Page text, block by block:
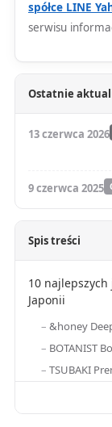
spółce LINE
serwisu
Ostatnie
13 czerwca 2026
9 czerwca 2025
Spis treści
10
Japonii
&honey
BOTANIST
TSUBAKI